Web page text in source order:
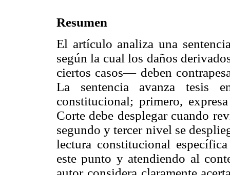
Resumen
El artículo analiza una
según la cual los daños
ciertos casos— deben
La sentencia avanza tesis
constitucional; primero,
Corte debe desplegar cuando
segundo y tercer nivel se
lectura constitucional
este punto y atendiendo al